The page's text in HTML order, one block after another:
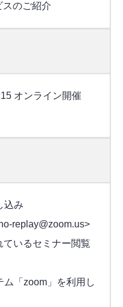
スのご紹介
オンライン開催
込み
replay@zoom.us>
いるセミナー閲覧
「zoom」を利用し